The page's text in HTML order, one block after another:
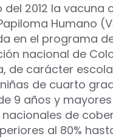
del 2012 la vacuna
Humano
en el programa
nacional de
de carácter
de cuarto
9 años y
nacionales de
al 80%